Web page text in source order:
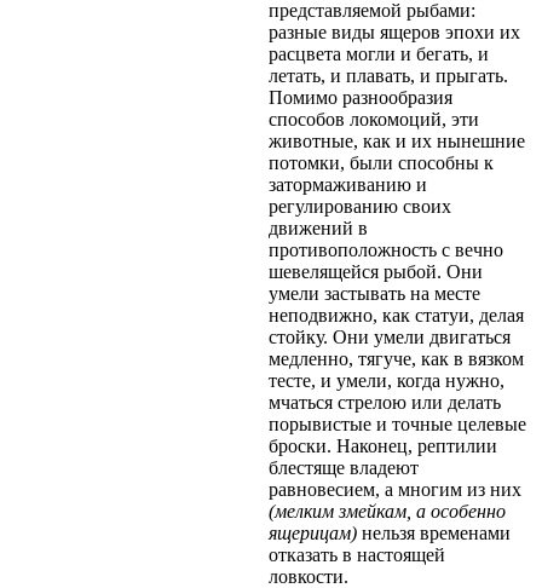
представляемой рыбами:
разные виды ящеров эпохи их
расцвета могли и бегать, и
летать, и плавать, и прыгать.
Помимо разнообразия
способов локомоций, эти
животные, как и их нынешние
потомки, были способны к
затормаживанию и
регулированию своих
движений в
противоположность с вечно
шевелящейся рыбой. Они
умели застывать на месте
неподвижно, как статуи, делая
стойку. Они умели двигаться
медленно, тягуче, как в вязком
тесте, и умели, когда нужно,
мчаться стрелою или делать
порывистые и точные целевые
броски. Наконец, рептилии
блестяще владеют
равновесием, а многим из них
(мелким змейкам, а особенно
ящерицам)нельзя временами
отказать в настоящей
ловкости.